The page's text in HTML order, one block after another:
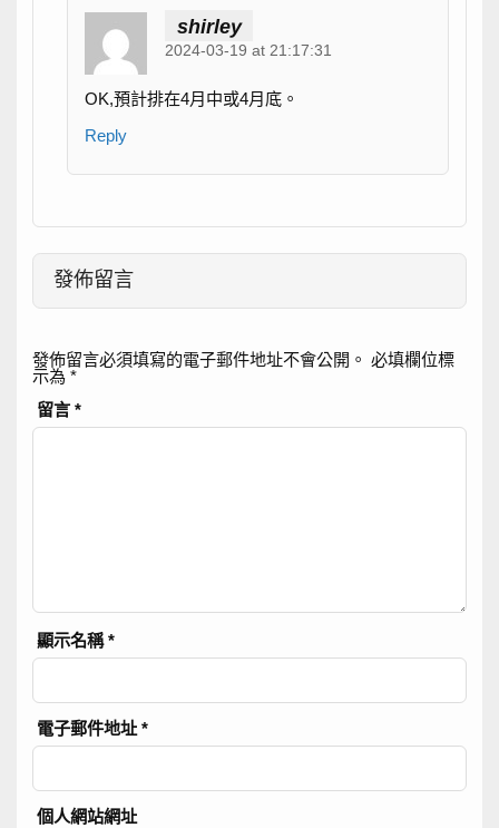
shirley
2024-03-19 at 21:17:31
OK,預計排在4月中或4月底。
Reply
發佈留言
發佈留言必須填寫的電子郵件地址不會公開。 必填欄位標
示為 *
留言*
顯示名稱*
電子郵件地址*
個人網站網址